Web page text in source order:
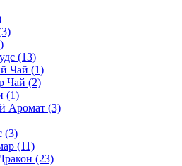
(13)
Чай (1)
Чай (2)
(1)
Аромат (3)
(3)
(11)
(23)